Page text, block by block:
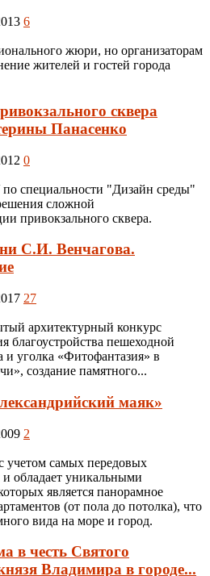
6
жюри, но организаторам
жителей и гостей города
сквера
Панасенко
0
специальности "Дизайн среды"
сложной
привокзального сквера.
С.И. Венчагова.
27
архитектурный конкурс
благоустройства пешеходной
и уголка «Фитофантазия» в
создание памятного...
маяк»
2
учетом самых передовых
обладает уникальными
является панорамное
(от пола до потолка), что
вида на море и город.
в честь Святого
Владимира в городе...